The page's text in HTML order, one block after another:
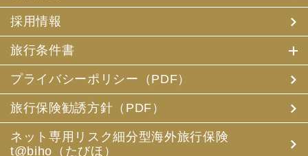
採用情報
旅行条件書
プライバシーポリシー（PDF）
旅行保険勧誘方針（PDF）
ネット専用リスク細分型海外旅行保険
t@biho（たびほ）